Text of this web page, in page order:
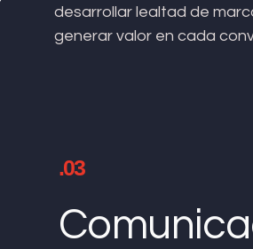
desarrollar lealtad de
generar valor en cada
.03